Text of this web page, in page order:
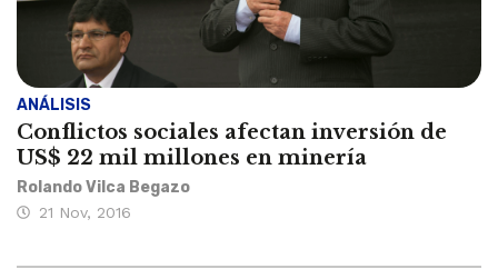
ANÁLISIS
Conflictos sociales afectan inversión de
US$ 22 mil millones en minería
Rolando Vilca Begazo
21 Nov, 2016